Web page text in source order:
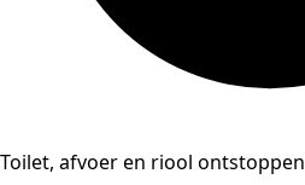
Toilet, afvoer en riool ontstoppen